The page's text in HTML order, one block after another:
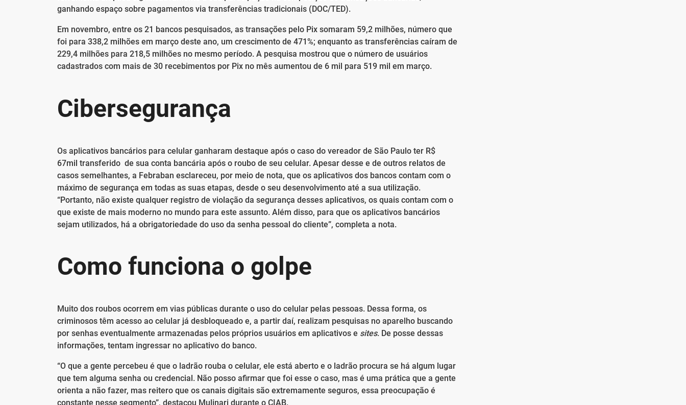
ganhando espaço sobre pagamentos via transferências tradicionais (DOC/TED).
Em novembro, entre os 21 bancos pesquisados, as transações pelo Pix somaram 59,2 milhões, número que
foi para 338,2 milhões em março deste ano, um crescimento de 471%; enquanto as transferências caíram de
229,4 milhões para 218,5 milhões no mesmo período. A pesquisa mostrou que o número de usuários
cadastrados com mais de 30 recebimentos por Pix no mês aumentou de 6 mil para 519 mil em março.
Cibersegurança
Os aplicativos bancários para celular ganharam destaque após o caso do vereador de São Paulo ter R$
67mil transferido de sua conta bancária após o roubo de seu celular. Apesar desse e de outros relatos de
casos semelhantes, a Febraban esclareceu, por meio de nota, que os aplicativos dos bancos contam com o
máximo de segurança em todas as suas etapas, desde o seu desenvolvimento até a sua utilização.
“Portanto, não existe qualquer registro de violação da segurança desses aplicativos, os quais contam com o
que existe de mais moderno no mundo para este assunto. Além disso, para que os aplicativos bancários
sejam utilizados, há a obrigatoriedade do uso da senha pessoal do cliente”, completa a nota.
Como funciona o golpe
Muito dos roubos ocorrem em vias públicas durante o uso do celular pelas pessoas. Dessa forma, os
criminosos têm acesso ao celular já desbloqueado e, a partir daí, realizam pesquisas no aparelho buscando
por senhas eventualmente armazenadas pelos próprios usuários em aplicativos e sites. De posse dessas
informações, tentam ingressar no aplicativo do banco.
“O que a gente percebeu é que o ladrão rouba o celular, ele está aberto e o ladrão procura se há algum lugar
que tem alguma senha ou credencial. Não posso afirmar que foi esse o caso, mas é uma prática que a gente
orienta a não fazer, mas reitero que os canais digitais são extremamente seguros, essa preocupação é
constante nesse segmento”, destacou Mulinari durante o CIAB.